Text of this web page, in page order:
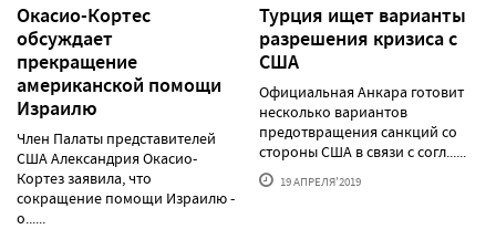
Окасио-Кортес
обсуждает
прекращение
американской помощи
Израилю
Член Палаты представителей
США Александрия Окасио-
Кортез заявила, что
сокращение помощи Израилю -
о......
Турция ищет варианты
разрешения кризиса с
США
Официальная Анкара готовит
несколько вариантов
предотвращения санкций со
стороны США в связи с согл......
19 АПРЕЛЯ'2019